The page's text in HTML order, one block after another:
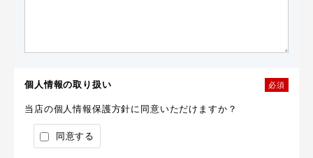
個人情報の取り扱い 必須
当店の個人情報保護方針に同意いただけますか？
同意する